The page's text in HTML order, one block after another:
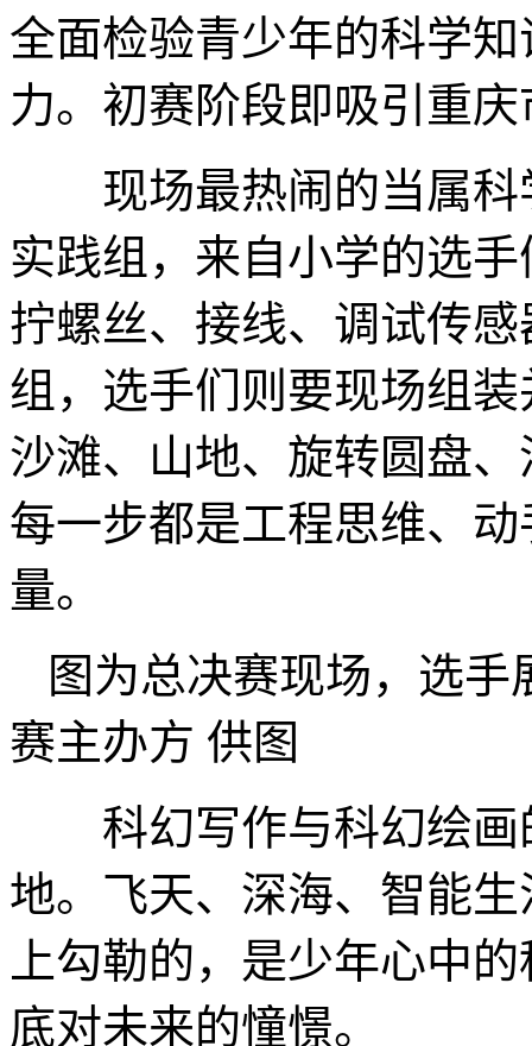
全面检验青少年的科学
力。初赛阶段即吸引重
现场最热闹的当属科
实践组，来自小学的选
拧螺丝、接线、调试传
组，选手们则要现场组
沙滩、山地、旋转圆盘
每一步都是工程思维、
量。
图为总决赛现场，选
赛主办方 供图
科幻写作与科幻绘画
地。飞天、深海、智能
上勾勒的，是少年心中
底对未来的憧憬。